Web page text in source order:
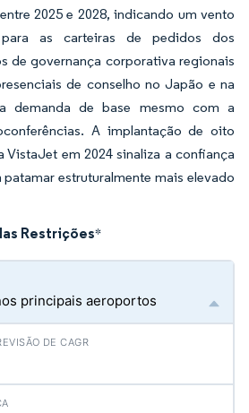
2025 e 2028, indicando um vento
as carteiras de pedidos dos
de governança corporativa regionais
de conselho no Japão e na
demanda de base mesmo com a
A implantação de oito
VistaJet em 2024 sinaliza a confiança
estruturalmente mais elevado
Restrições*
principais aeroportos